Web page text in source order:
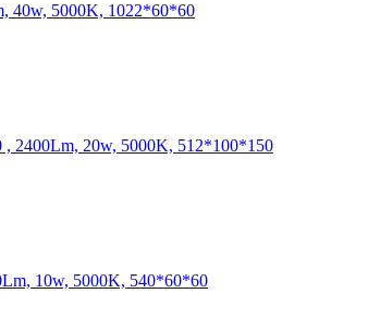
40w, 5000K, 1022*60*60
2400Lm, 20w, 5000K, 512*100*150
10w, 5000K, 540*60*60